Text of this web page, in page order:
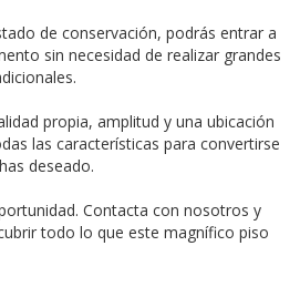
de conservación, podrás entrar a
sin necesidad de realizar grandes
propia, amplitud y una ubicación
las características para convertirse
deseado.
Contacta con nosotros y
todo lo que este magnífico piso